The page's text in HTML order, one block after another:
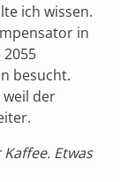
ich wissen.
in
besucht.
der
Etwas